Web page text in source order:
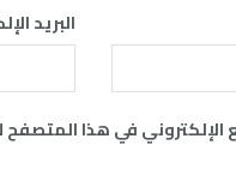
البريد
في هذا